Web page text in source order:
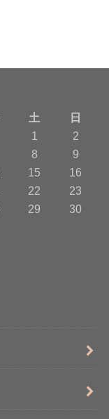
土
日
1
2
8
9
15
16
22
23
29
30